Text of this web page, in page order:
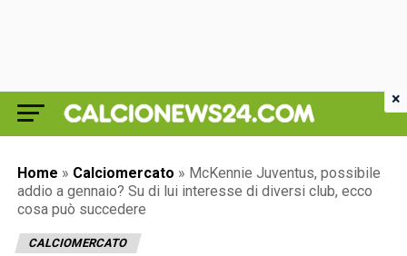
Home » Calciomercato » McKennie Juventus, possibile
addio a gennaio? Su di lui interesse di diversi club, ecco
cosa può succedere
CALCIOMERCATO
×